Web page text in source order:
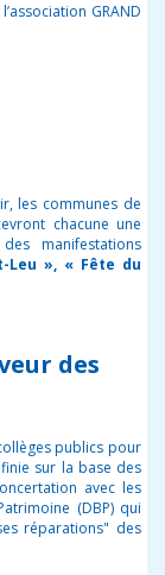
l’association GRAND
les communes de
chacune une
manifestations
Leu », « Fête du
des
publics pour
sur la base des
avec les
(DBP) qui
réparations" des